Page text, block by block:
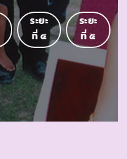
ระยะ
ที่ ๔
ระยะ
ที่ ๕